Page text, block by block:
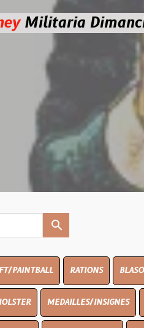
Dimanche25
RATIONS BLASON MURAL
INSIGNES PANTALON/